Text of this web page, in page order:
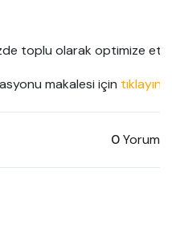
toplu olarak optimize
makalesi için tıklayınız.
0Yorum